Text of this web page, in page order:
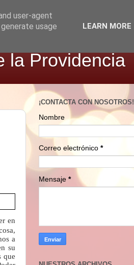
la Providencia
en
a
su
que
¡CONTACTA CON NOSOTROS!
Nombre
Correo electrónico *
Mensaje *
user-agent
usage
LEARN MORE